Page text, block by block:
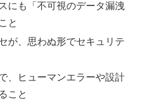
にも「不可視のデータ漏洩
と
が、思わぬ形でセキュリテ
、ヒューマンエラーや設計
こと